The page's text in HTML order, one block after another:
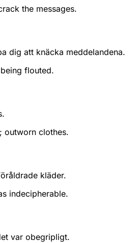
the messages.
dig att knäcka meddelandena.
flouted.
outworn clothes.
kläder.
indecipherable.
var obegripligt.